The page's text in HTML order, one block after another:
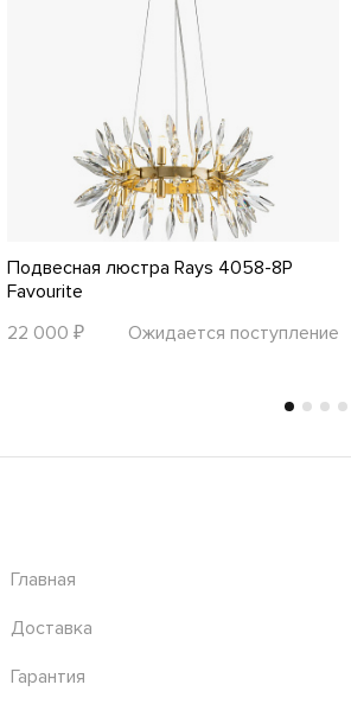
Подвесная люстра Rays 4058-8P
Favourite
22 000 ₽
Ожидается поступление
Главная
Доставка
Гарантия